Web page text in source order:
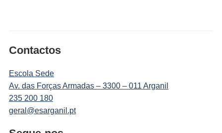
Contactos
Escola Sede
Av. das Forças Armadas – 3300 – 011 Arganil
235 200 180
geral@esarganil.pt